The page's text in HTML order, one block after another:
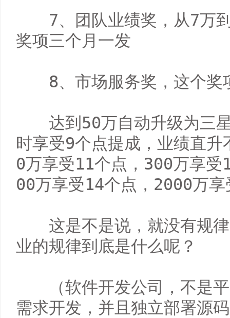
7、团队业绩奖，从7万到
奖项三个月一发
8、市场服务奖，这个奖
达到50万自动升级为三星
时享受9个点提成，业绩直
0万享受11个点，300万享
00万享受14个点，2000万
这是不是说，就没有规律
业的规律到底是什么呢？
（软件开发公司，不是平
需求开发，并且独立部署源